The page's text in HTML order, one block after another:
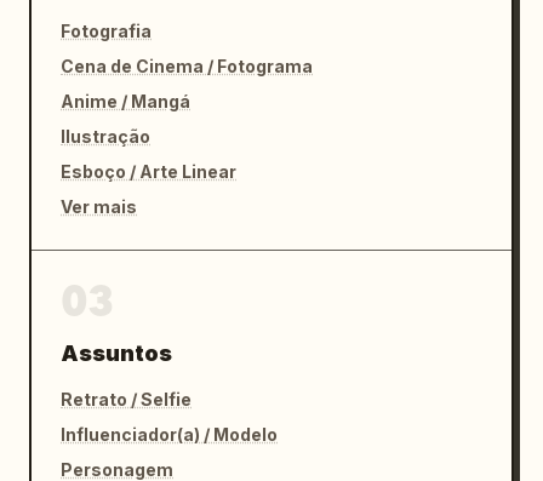
Fotografia
Cena de Cinema / Fotograma
Anime / Mangá
Ilustração
Esboço / Arte Linear
Ver mais
Assuntos
Retrato / Selfie
Influenciador(a) / Modelo
Personagem